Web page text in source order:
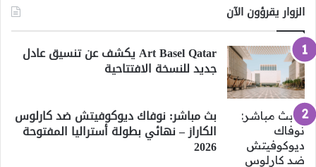
الزوار يقرؤون الآن
Art Basel Qatar يكشف عن تنسيق عادل
جديد للنسخة الافتتاحية
بث مباشر: نوفاك ديوكوفيتش ضد كارلوس
الكاراز – نهائي بطولة أستراليا المفتوحة
2026